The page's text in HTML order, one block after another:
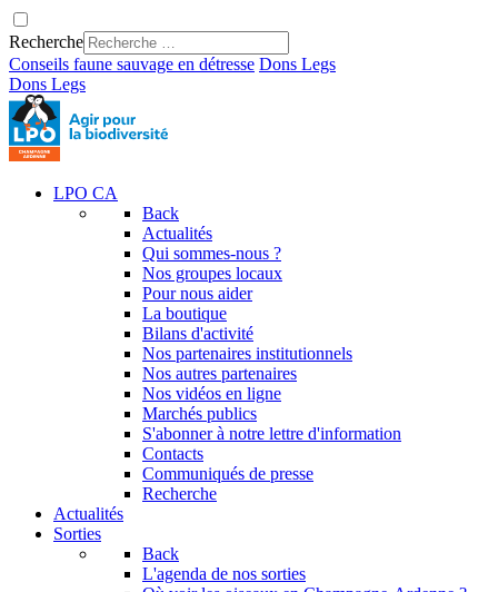
Recherche
Conseils faune sauvage en détresse Dons Legs
Dons Legs
LPO CA
Back
Actualités
Qui sommes-nous ?
Nos groupes locaux
Pour nous aider
La boutique
Bilans d'activité
Nos partenaires institutionnels
Nos autres partenaires
Nos vidéos en ligne
Marchés publics
S'abonner à notre lettre d'information
Contacts
Communiqués de presse
Recherche
Actualités
Sorties
Back
L'agenda de nos sorties